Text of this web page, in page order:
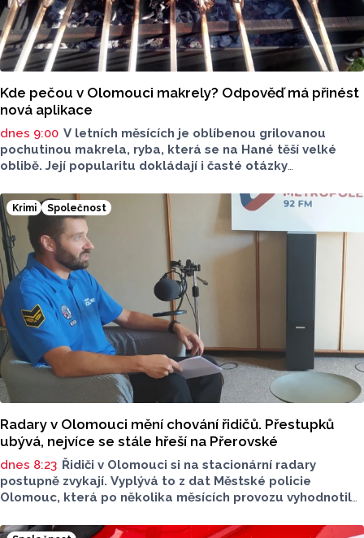
Kde pečou v Olomouci makrely? Odpověď má přinést
nová aplikace
dnes 9:00 V letních měsících je oblíbenou grilovanou
pochutinou makrela, ryba, která se na Hané těší velké
oblibě. Její popularitu dokládají i časté otázky
nebo o víkendu grilovat. Zpřehlednit tyto informace
má nová letní mikroaplikace "Kde pečou makrely?“
Krimi Společnost
Radary v Olomouci mění chování řidičů. Přestupků
ubývá, nejvíce se stále hřeší na Přerovské
dnes 8:23 Řidiči v Olomouci si na stacionární radary
postupně zvykají. Vyplývá to z dat Městské policie
Olomouc, která po několika měsících provozu vyhodnotila
zaznamenaných přestupků zde oproti prvním měsícům